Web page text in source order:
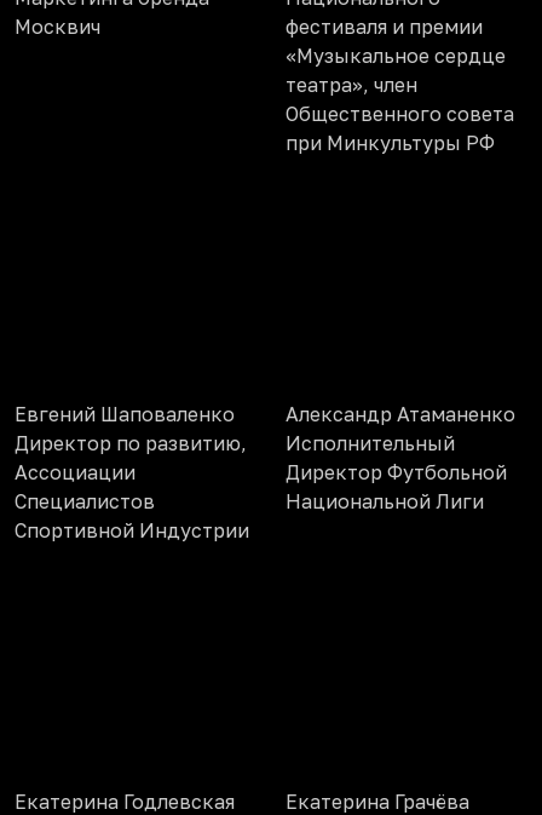
Москвич
фестиваля и премии
«Музыкальное сердце
театра», член
Общественного совета
при Минкультуры РФ
Евгений Шаповаленко
Директор по развитию,
Ассоциации
Специалистов
Спортивной Индустрии
Александр Атаманенко
Исполнительный
Директор Футбольной
Национальной Лиги
Екатерина Годлевская
Екатерина Грачёва